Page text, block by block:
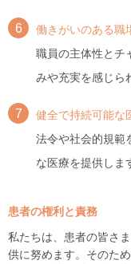
6
働きがいのある職
職員の主体性とチ
みや充実を感じら
7
健全で持続可能な
法令や社会的規範
な医療を提供しま
患者の権利と責務
私たちは、患者の皆さ
供に努めます。そのた